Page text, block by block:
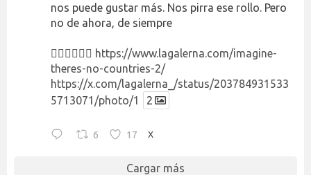
nos puede gustar más. Nos pirra ese rollo. Pero
no de ahora, de siempre
👉🏻👉🏻👉🏻 https://www.lagalerna.com/imagine-
theres-no-countries-2/
https://x.com/lagalerna_/status/203784931533
5713071/photo/1
2
6 17 X
Cargar más